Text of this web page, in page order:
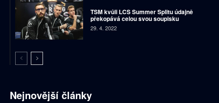
TSM kvůli LCS Summer Splitu údajně
překopává celou svou soupisku
29. 4. 2022
Nejnovější články